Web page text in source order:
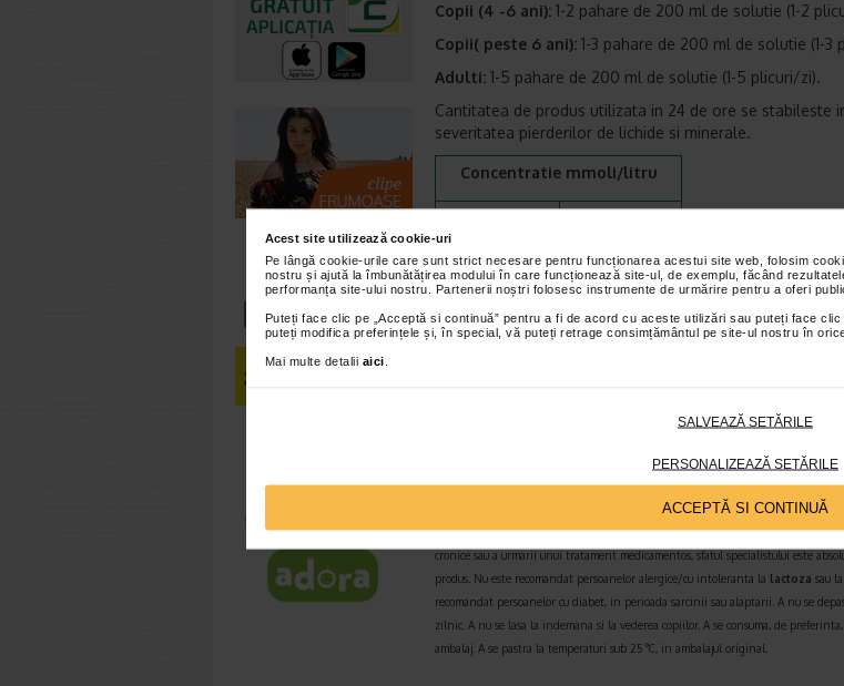
Acest site utilizează cookie-uri
Pe lângă cookie-urile care sunt strict necesare pentru funcționarea acestui site web, folosim
nostru și ajută la îmbunătățirea modului în care funcționează site-ul, de exemplu, făcând
performanța site-ului nostru. Partenerii noștri folosesc instrumente de urmărire pentru a oferi
Puteți face clic pe „Acceptă si continuă” pentru a fi de acord cu aceste utilizări sau puteți face
puteți modifica preferințele și, în special, vă puteți retrage consimțământul pe site-ul nostru în
Mai multe detalii aici
SALVEAZĂ SETĂRILE
PERSONALIZEAZĂ SETĂRILE
ACCEPTĂ SI CONTINUĂ
Copii (4 -6 ani): 1-2 pahare de 200 ml de solutie (1-2
Copii( peste 6 ani): 1-3 pahare de 200 ml de solutie (1-3
Adulti: 1-5 pahare de 200 ml de solutie (1-5 plicuri/zi).
Cantitatea de produs utilizata in 24 de ore se stabileste
severitatea pierderilor de lichide si minerale.
Concentratie mmoli/litru
Potasiu 20
Clor
Suplimentele alimentare nu inlocuiesc o dieta variata si echilibrata si un mod de
cronice sau a urmarii unui tratament medicamentos, sfatul specialistului este
produs. Nu este recomandat persoanelor alergice/cu intoleranta la lactoza sau
recomandat persoanelor cu diabet, in perioada sarcinii sau alaptarii. A nu se
zilnic. A nu se lasa la indemana si la vederea copiilor. A se consuma, de
ambalaj. A se pastra la temperaturi sub 25 °C, in ambalajul original.